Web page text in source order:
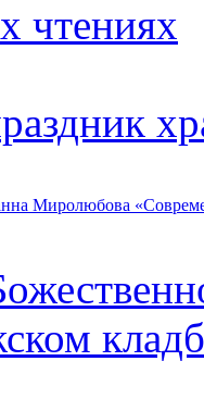
чтениях
Миролюбова